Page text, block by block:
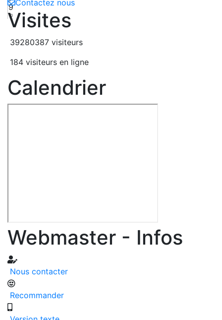
9
10
Contactez nous
Visites
39280387 visiteurs
184 visiteurs en ligne
Calendrier
Webmaster - Infos
Nous contacter
Recommander